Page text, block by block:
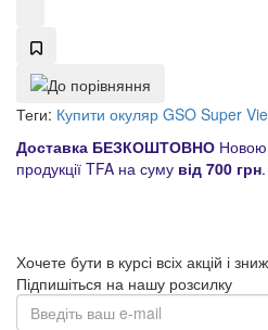
Теги: Купити окуляр GSO Super
Доставка БЕЗКОШТОВНО
продукції TFA на суму від 700 грн.
Хочете бути в курсі всіх акцій і
Підпишіться на нашу розсилку